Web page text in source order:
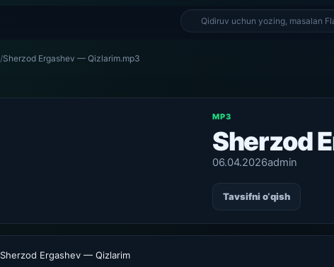
/Sherzod Ergashev — Qizlarim.mp3
MP3
Sherzod
06.04.2026admin
Tavsifni o‘qish
Sherzod Ergashev — Qizlarim